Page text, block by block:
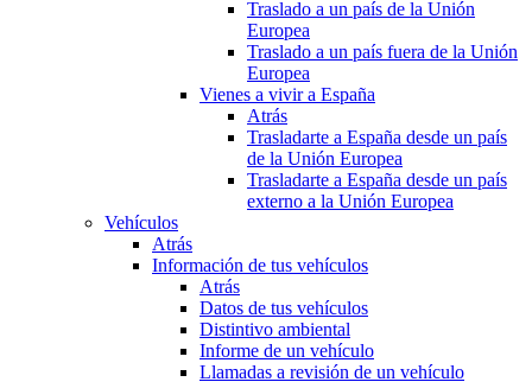
Traslado a un país de la Unión
Europea
Traslado a un país fuera de la Unión
Europea
Vienes a vivir a España
Atrás
Trasladarte a España desde un país
de la Unión Europea
Trasladarte a España desde un país
externo a la Unión Europea
Vehículos
Atrás
Información de tus vehículos
Atrás
Datos de tus vehículos
Distintivo ambiental
Informe de un vehículo
Llamadas a revisión de un vehículo